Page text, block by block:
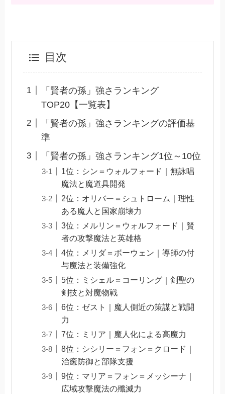
目次
「賢者の孫」強さランキング
TOP20【一覧表】
「賢者の孫」強さランキングの評価基
準
「賢者の孫」強さランキング1位～10位
1位：シン＝ウォルフォード｜無詠唱
魔法と魔道具開発
2位：オリバー＝シュトローム｜理性
ある魔人と国家崩壊力
3位：メルリン＝ウォルフォード｜賢
者の攻撃魔法と英雄格
4位：メリダ＝ボーウェン｜導師の付
与魔法と装備強化
5位：ミシェル＝コーリング｜剣聖の
剣技と対魔物戦
6位：ゼスト｜魔人側近の策謀と戦闘
力
7位：ミリア｜魔人化による高魔力
8位：シシリー＝フォン＝クロード｜
治癒防御と部隊支援
9位：マリア＝フォン＝メッシーナ｜
広域攻撃魔法の殲滅力